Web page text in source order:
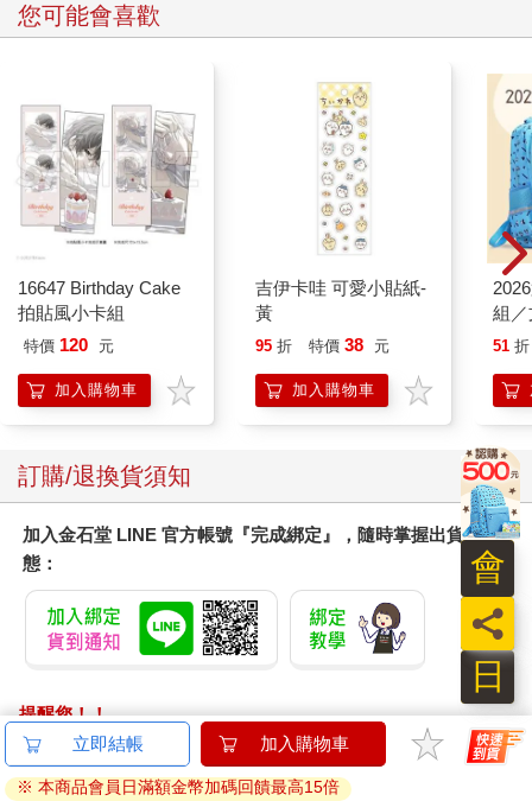
您可能會喜歡
16647 Birthday Cake
拍貼風小卡組
特價 120 元
加入購物車
吉伊卡哇 可愛小貼紙-
黃
95 折 特價 38 元
加入購物車
組
51 折
訂購/退換貨須知
加入金石堂 LINE 官方帳號『完成綁定』，隨時掌握出貨動
態：
提醒您！！
金石堂及銀行均不會請您操作ATM! 如接獲電話要求您前往
ATM提款機，請不要聽從指示，以免受騙上當！
立即結帳 加入購物車
※ 本商品會員日滿額金幣加碼回饋最高15倍
日
員
會